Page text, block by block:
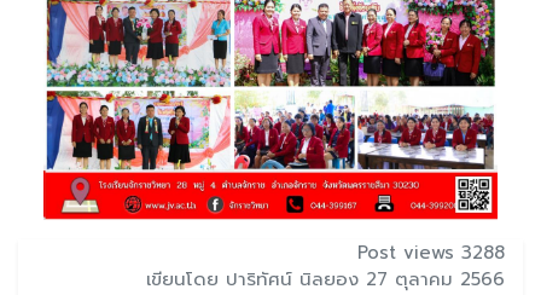
Post views 3288
เขียนโดย ปาริทัศน์ นิลยอง 27 ตุลาคม 2566